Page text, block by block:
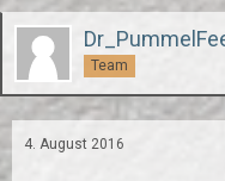
Team
4. August 2016